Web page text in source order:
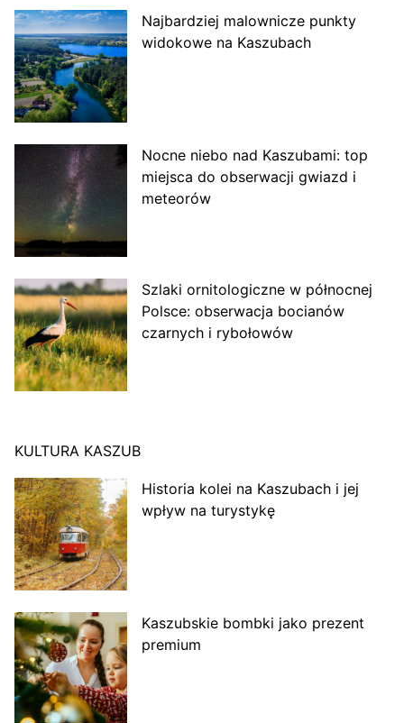
Najbardziej malownicze punkty
widokowe na Kaszubach
Nocne niebo nad Kaszubami: top
miejsca do obserwacji gwiazd i
meteorów
Szlaki ornitologiczne w północnej
Polsce: obserwacja bocianów
czarnych i rybołowów
KULTURA KASZUB
Historia kolei na Kaszubach i jej
wpływ na turystykę
Kaszubskie bombki jako prezent
premium